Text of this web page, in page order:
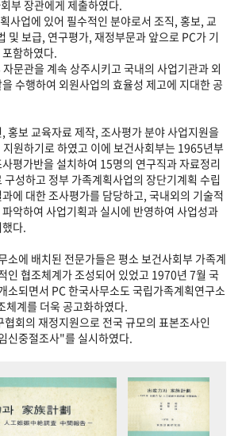
부 장관에게 제출하였다.
사업에 있어 필수적인 분야로서 조직, 홍보, 교
및 보급, 연구평가, 재정부문과 앞으로 PC가 기
함하였다.
문관을 계속 상주시키고 국내의 사업기관과 외
수행하여 외원사업의 효율성 제고에 지대한 공
홍보 교육자료 제작, 조사평가 분야 사업지원을
원하기로 하였고 이에 보건사회부는 1965년부
평가반을 설치하여 15명의 연구직과 자료정리
성하고 정부 가족계획사업의 장단기계획 수립
에 대한 조사평가를 담당하고, 국내외의 기술적
악하여 사업기획과 실시에 반영하여 사업성과
다.
소에 배치된 전문가들은 평소 보건사회부 가족계
인 협조체계가 조성되어 있었고 1970년 7월 국
소되면서 PC 한국사무소도 국립가족계획연구소
체계를 더욱 공고화하였다.
회의 재정지원으로 전국 규모의 표본조사인
신중절조사"를 실시하였다.